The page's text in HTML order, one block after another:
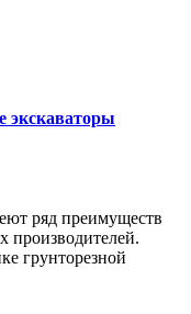
экскаваторы
ряд преимуществ
производителей.
грунторезной